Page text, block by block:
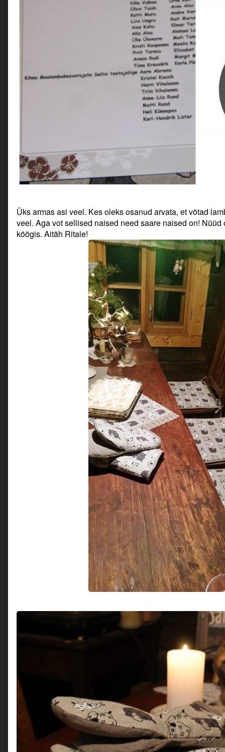
Üks armas asi veel. Kes oleks osanud arvata, et võtad
veel. Aga vot sellised naised need saare naised on!
köögis. Aitäh Ritale!